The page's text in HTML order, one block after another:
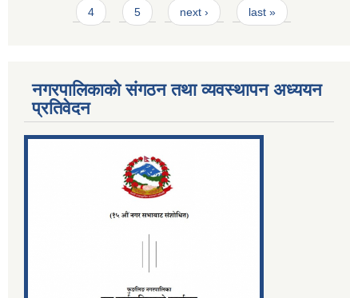
4 5 next › last »
नगरपालिकाको संगठन तथा व्यवस्थापन अध्ययन
प्रतिवेदन